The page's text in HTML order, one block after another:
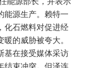
能源生产。赖特一
化石燃料对促进经
的威胁被夸大。
基在接受媒体采访
结束冲突。但泽连